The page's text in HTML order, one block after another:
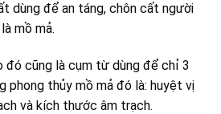
dùng để an táng, chôn cất người
mồ mả.
đó cũng là cụm từ dùng để chỉ 3
phong thủy mồ mả đó là: huyệt vị
và kích thước âm trạch.